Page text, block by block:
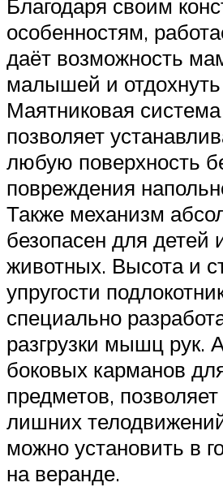
Благодаря своим
особенностям,
даёт возможность
малышей и
Маятниковая
позволяет
любую поверхность
повреждения
Также механизм
безопасен для
животных. Высота и
упругости
специально
разгрузки мышц рук.
боковых карманов
предметов,
лишних
можно установить в
на веранде.